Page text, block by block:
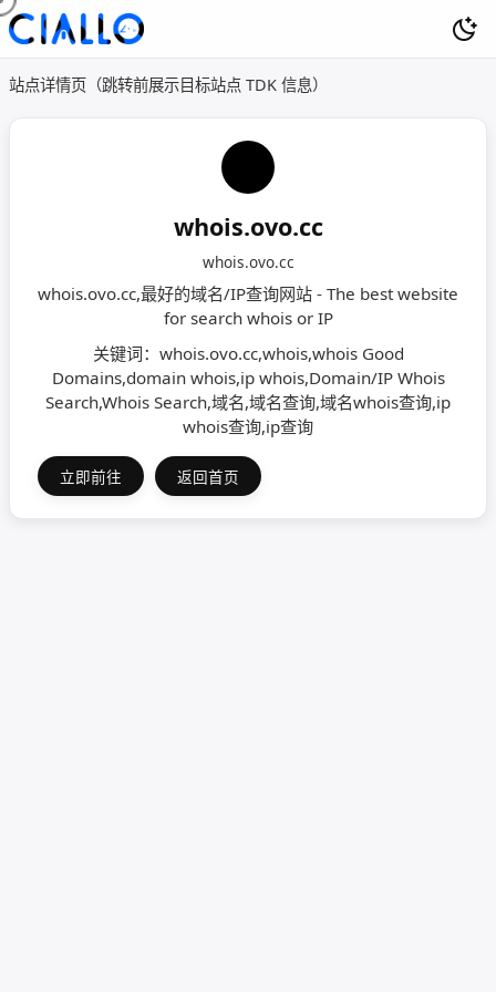
站点详情页（跳转前展示目标站点 TDK 信息）
whois.ovo.cc
whois.ovo.cc
whois.ovo.cc,最好的域名/IP查询网站 - The best website
for search whois or IP
关键词：whois.ovo.cc,whois,whois Good
Domains,domain whois,ip whois,Domain/IP Whois
Search,Whois Search,域名,域名查询,域名whois查询,ip
whois查询,ip查询
立即前往 返回首页